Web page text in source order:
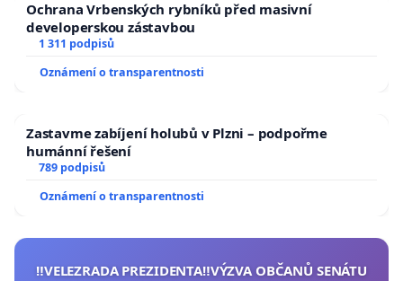
11, Praha 4, 142 00
Jitka Lörinczová – Libušská 66/47, Praha 4, 142 00
Jana Svatoňková – Mezi domy 370/8, Praha 4, 142 00
Zastupovat petiční výbor při jednání se státními
orgány či orgány místní samosprávy je oprávněn
Ochrana Vrbenských rybníků před masivní
developerskou zástavbou
1 311 podpisů
Oznámení o transparentnosti
Zastavme zabíjení holubů v Plzni – podpořme
humánní řešení
789 podpisů
Oznámení o transparentnosti
‼️VELEZRADA PREZIDENTA‼️VÝZVA OBČANŮ SENÁTU